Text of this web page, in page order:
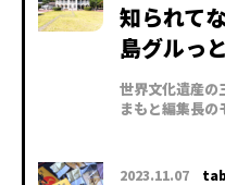
知られて
島グルっ
世界文化遺産の
まもと編集長
2023.11.07